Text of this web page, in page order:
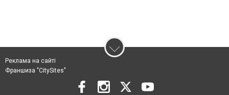
Реклама на сайті
Франшиза "CitySites"